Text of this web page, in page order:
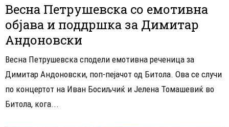
Весна Петрушевска со емотивна
објава и поддршка за Димитар
Андоновски
Весна Петрушевска сподели емотивна реченица за
Димитар Андоновски, поп-пејачот од Битола. Ова се случи
по концертот на Иван Босиљчиќ и Јелена Томашевиќ во
Битола, кога...